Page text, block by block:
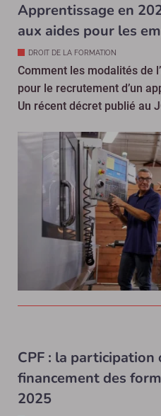
Apprentissage en
aux aides pour les
DROIT DE LA FORMATION
Comment les modalités de
pour le recrutement d’un
Un récent décret publié au
CPF : la
financement des
2025